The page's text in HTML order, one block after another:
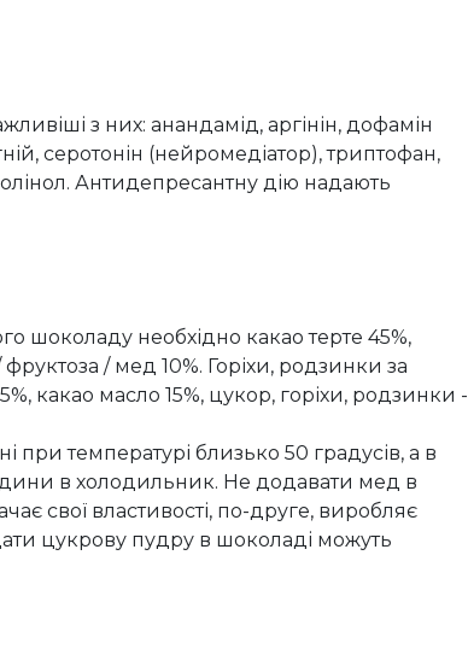
з них: анандамід, аргінін, дофамін
серотонін (нейромедіатор), триптофан,
Антидепресантну дію надають
шоколаду необхідно какао терте 45%,
/ мед 10%. Горіхи, родзинки за
какао масло 15%, цукор, горіхи, родзинки -
при температурі близько 50 градусів, а в
в холодильник. Не додавати мед в
свої властивості, по-друге, виробляє
цукрову пудру в шоколаді можуть